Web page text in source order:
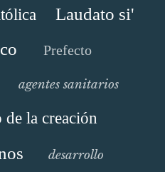
Laudato si'
Prefecto
agentes sanitarios
de la creación
desarrollo